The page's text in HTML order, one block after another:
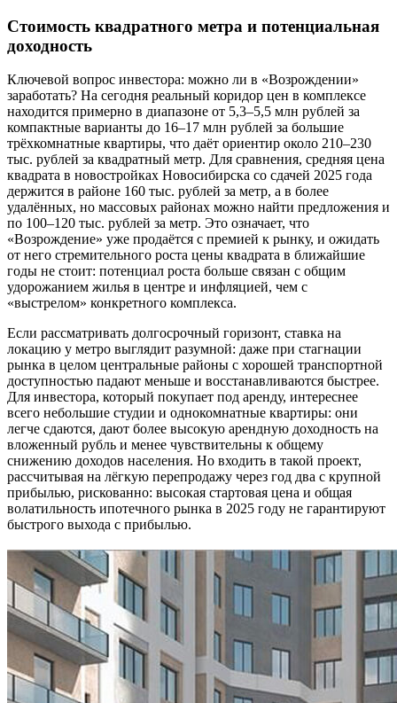
Стоимость квадратного метра и потенциальная
доходность
Ключевой вопрос инвестора: можно ли в «Возрождении»
заработать? На сегодня реальный коридор цен в комплексе
находится примерно в диапазоне от 5,3–5,5 млн рублей за
компактные варианты до 16–17 млн рублей за большие
трёхкомнатные квартиры, что даёт ориентир около 210–230
тыс. рублей за квадратный метр. Для сравнения, средняя цена
квадрата в новостройках Новосибирска со сдачей 2025 года
держится в районе 160 тыс. рублей за метр, а в более
удалённых, но массовых районах можно найти предложения и
по 100–120 тыс. рублей за метр. Это означает, что
«Возрождение» уже продаётся с премией к рынку, и ожидать
от него стремительного роста цены квадрата в ближайшие
годы не стоит: потенциал роста больше связан с общим
удорожанием жилья в центре и инфляцией, чем с
«выстрелом» конкретного комплекса.
Если рассматривать долгосрочный горизонт, ставка на
локацию у метро выглядит разумной: даже при стагнации
рынка в целом центральные районы с хорошей транспортной
доступностью падают меньше и восстанавливаются быстрее.
Для инвестора, который покупает под аренду, интереснее
всего небольшие студии и однокомнатные квартиры: они
легче сдаются, дают более высокую арендную доходность на
вложенный рубль и менее чувствительны к общему
снижению доходов населения. Но входить в такой проект,
рассчитывая на лёгкую перепродажу через год два с крупной
прибылью, рискованно: высокая стартовая цена и общая
волатильность ипотечного рынка в 2025 году не гарантируют
быстрого выхода с прибылью.